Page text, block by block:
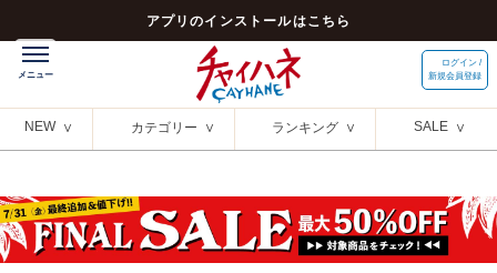
アプリのインストールはこちら
ログイン /
新規会員登録
NEW カテゴリー ランキング SALE